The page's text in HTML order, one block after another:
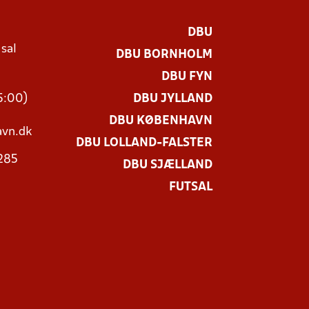
DBU
DBU BORNHOLM
DBU FYN
DBU JYLLAND
DBU KØBENHAVN
DBU LOLLAND-FALSTER
DBU SJÆLLAND
FUTSAL